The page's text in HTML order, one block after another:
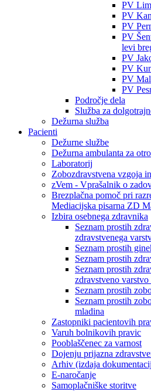
PV
PV
PV
PV
levi
PV
PV
PV
PV
Področje dela
Služba za
Dežurna služba
Pacienti
Dežurne službe
Dežurna ambulanta za
Laboratorij
Zobozdravstvena vzgoja
zVem - Vprašalnik o
Brezplačna pomoč pri
Mediacijska pisarna ZD
Izbira osebnega zdravnika
Seznam prostih
zdravstvenega
Seznam prostih
Seznam prostih
Seznam prostih
zdravstveno
Seznam prostih
Seznam prostih
mladina
Zastopniki pacientovih
Varuh bolnikovih pravic
Pooblaščenec za varnost
Dojenju prijazna
Arhiv (izdaja
E-naročanje
Samoplačniške storitve